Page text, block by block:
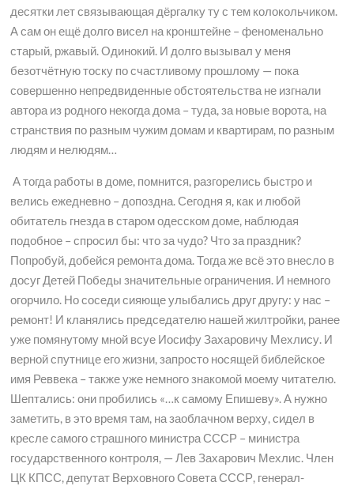
десятки лет связывающая дёргалку ту с тем колокольчиком.
А сам он ещё долго висел на кронштейне – феноменально
старый, ржавый. Одинокий. И долго вызывал у меня
безотчётную тоску по счастливому прошлому — пока
совершенно непредвиденные обстоятельства не изгнали
автора из родного некогда дома – туда, за новые ворота, на
странствия по разным чужим домам и квартирам, по разным
людям и нелюдям…
А тогда работы в доме, помнится, разгорелись быстро и
велись ежедневно – допоздна. Сегодня я, как и любой
обитатель гнезда в старом одесском доме, наблюдая
подобное – спросил бы: что за чудо? Что за праздник?
Попробуй, добейся ремонта дома. Тогда же всё это внесло в
досуг Детей Победы значительные ограничения. И немного
огорчило. Но соседи сияюще улыбались друг другу: у нас –
ремонт! И кланялись председателю нашей жилтройки, ранее
уже помянутому мной всуе Иосифу Захаровичу Мехлису. И
верной спутнице его жизни, запросто носящей библейское
имя Реввека – также уже немного знакомой моему читателю.
Шептались: они пробились «…к самому Епишеву». А нужно
заметить, в это время там, на заоблачном верху, сидел в
кресле самого страшного министра СССР – министра
государственного контроля, — Лев Захарович Мехлис. Член
ЦК КПСС, депутат Верховного Совета СССР, генерал-